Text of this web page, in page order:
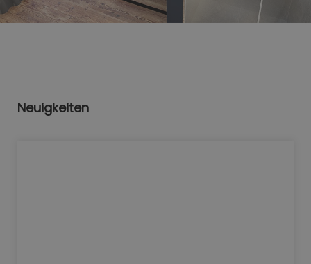
Neuigkeiten